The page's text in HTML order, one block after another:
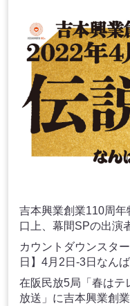
吉本興業創業110周年
口上、幕間SPの出演
カウントダウンスタ
日】4月2日-3日なん
在阪民放5局「春はテ
放送」に吉本興業創